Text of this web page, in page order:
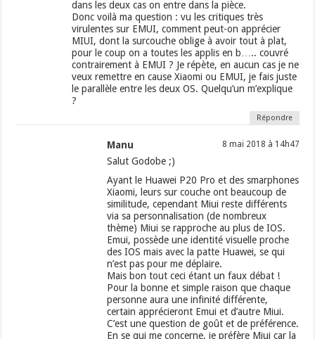
dans les deux cas on entre dans la pièce.
Donc voilà ma question : vu les critiques très
virulentes sur EMUI, comment peut-on apprécier
MIUI, dont la surcouche oblige à avoir tout à plat,
pour le coup on a toutes les applis en b….. couvré
contrairement à EMUI ? Je répète, en aucun cas je ne
veux remettre en cause Xiaomi ou EMUI, je fais juste
le parallèle entre les deux OS. Quelqu’un m’explique
?
Répondre
Manu 8 mai 2018 à 14h47
Salut Godobe ;)
Ayant le Huawei P20 Pro et des smarphones
Xiaomi, leurs sur couche ont beaucoup de
similitude, cependant Miui reste différents
via sa personnalisation (de nombreux
thème) Miui se rapproche au plus de IOS.
Emui, possède une identité visuelle proche
des IOS mais avec la patte Huawei, se qui
n’est pas pour me déplaire.
Mais bon tout ceci étant un faux débat !
Pour la bonne et simple raison que chaque
personne aura une infinité différente,
certain apprécieront Emui et d’autre Miui.
C’est une question de goût et de préférence.
En se qui me concerne, je préfère Miui car la